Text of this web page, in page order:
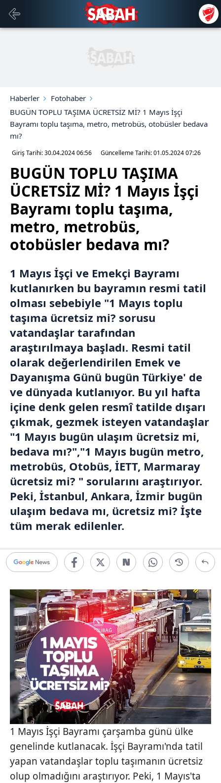
Haberler
Fotohaber
BUGÜN TOPLU TAŞIMA ÜCRETSİZ Mİ? 1 Mayıs İşçi
Bayramı toplu taşıma, metro, metrobüs, otobüsler bedava
mı?
Giriş Tarihi: 30.04.202406:56 Güncelleme Tarihi: 01.05.202407:26
BUGÜN TOPLU TAŞIMA
ÜCRETSİZ Mİ? 1 Mayıs İşçi
Bayramı toplu taşıma,
metro, metrobüs,
otobüsler bedava mı?
1 Mayıs İşçi ve Emekçi Bayramı
kutlanırken bu bayramın resmi tatil
olması sebebiyle "1 Mayıs toplu
taşıma ücretsiz mi? sorusu
vatandaşlar tarafından
araştırılmaya başladı. Resmi tatil
olarak değerlendirilen Emek ve
Dayanışma Günü bugün Türkiye' de
ve dünyada kutlanıyor. Bu yıl hafta
içine denk gelen resmî tatilde dışarı
çıkmak, gezmek isteyen vatandaşlar
"1 Mayıs bugün ulaşım ücretsiz mi,
bedava mı?","1 Mayıs bugün metro,
metrobüs, Otobüs, İETT, Marmaray
ücretsiz mi? " sorularını araştırıyor.
Peki, İstanbul, Ankara, İzmir bugün
ulaşım bedava mı, ücretsiz mi? İşte
tüm merak edilenler.
1 Mayıs İşçi Bayramı çarşamba günü ülke
genelinde kutlanacak. İşçi Bayramı'nda tatil
yapan vatandaşlar toplu taşımanın ücretsiz
olup olmadığını araştırıyor. Peki, 1 Mayıs'ta